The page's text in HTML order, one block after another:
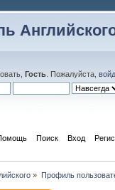
Гость . Пожалуйста,
Поиск Вход
» Профиль